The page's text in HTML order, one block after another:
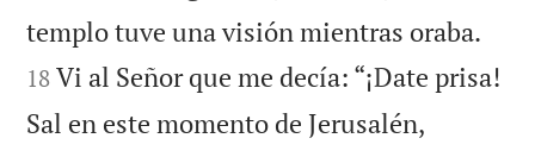
templo tuve una visión mientras oraba.
18 Vi al Señor que me decía: “¡Date prisa!
Sal en este momento de Jerusalén,